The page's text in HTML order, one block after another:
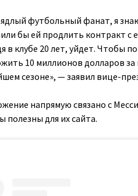
футбольный фанат, я
бы ей продлить контракт с
в клубе 20 лет, уйдет. Чтобы
10 миллионов долларов
сезоне», — заявил вице-
напрямую связано с
полезны для их сайта.